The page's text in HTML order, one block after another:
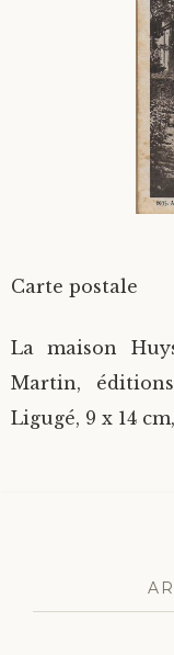
Langues
Carte postale
La maison
Martin,
Ligugé, 9 x 14